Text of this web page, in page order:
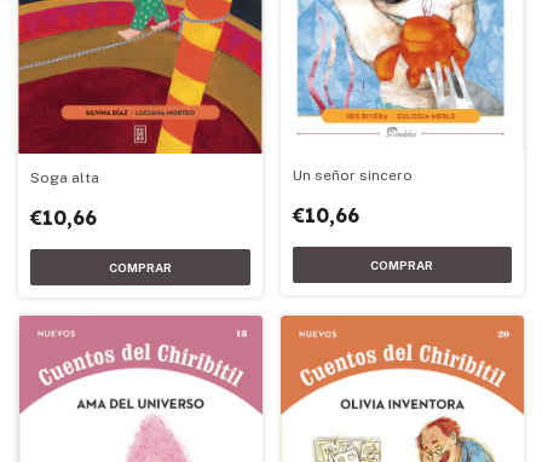
Soga alta
€10,66
Un señor sincero
€10,66